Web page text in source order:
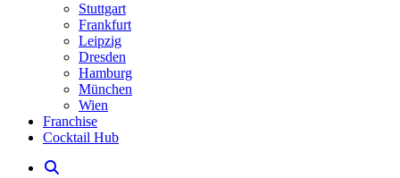
Stuttgart
Frankfurt
Leipzig
Dresden
Hamburg
München
Wien
Franchise
Cocktail Hub